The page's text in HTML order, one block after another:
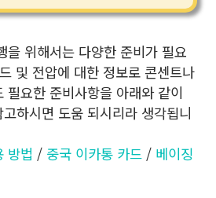
을 위해서는 다양한 준비가 필요
및 전압에 대한 정보로 콘센트나
필요한 준비사항을 아래와 같이
하시면 도움 되시리라 생각됩니
방법 / 중국 이카통 카드 / 베이징